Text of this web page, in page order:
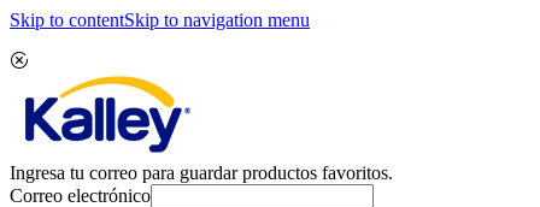
Skip to contentSkip to navigation menu
Ingresa tu correo para guardar productos favoritos.
Correo electrónico